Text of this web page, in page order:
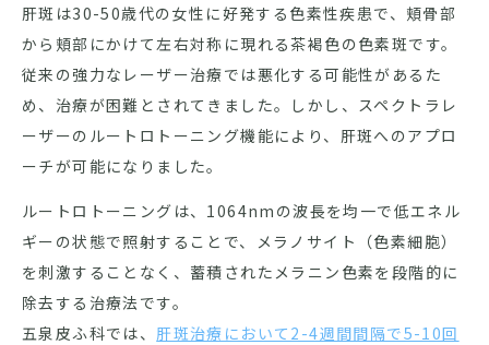
肝斑は30-50歳代の女性に好発する色素性疾患で、頬骨部
から頬部にかけて左右対称に現れる茶褐色の色素斑です。
従来の強力なレーザー治療では悪化する可能性があるた
め、治療が困難とされてきました。しかし、スペクトラレ
ーザーのルートロトーニング機能により、肝斑へのアプロ
ーチが可能になりました。
ルートロトーニングは、1064nmの波長を均一で低エネル
ギーの状態で照射することで、メラノサイト（色素細胞）
を刺激することなく、蓄積されたメラニン色素を段階的に
除去する治療法です。
五泉皮ふ科では、 肝斑治療において2-4週間間隔で5-10回